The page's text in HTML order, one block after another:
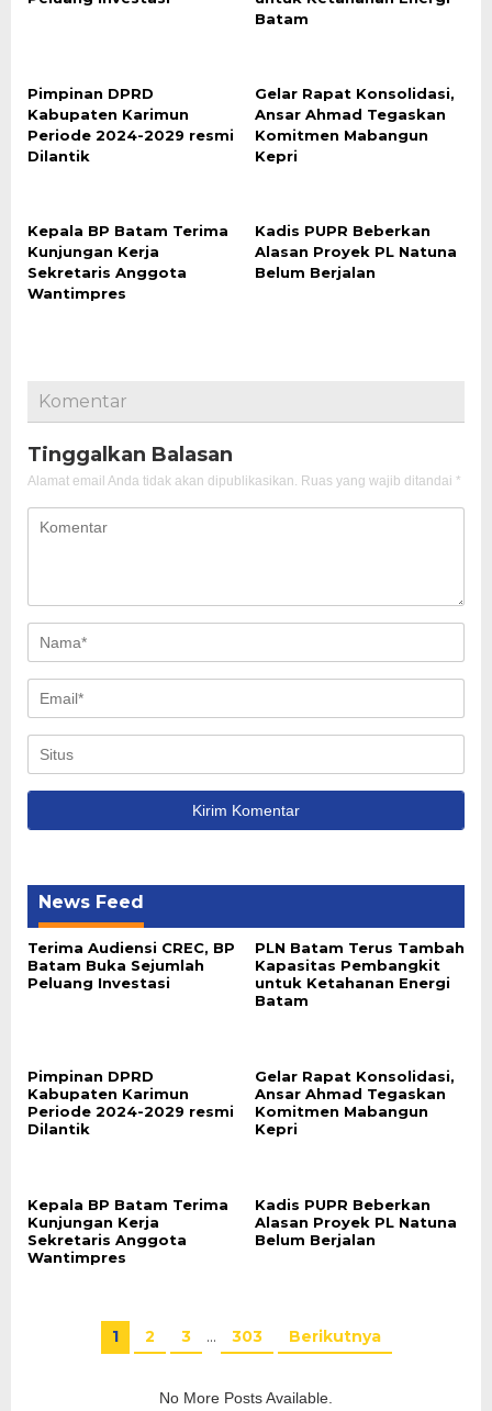
Batam
Pimpinan DPRD
Kabupaten Karimun
Periode 2024-2029 resmi
Dilantik
Gelar Rapat Konsolidasi,
Ansar Ahmad Tegaskan
Komitmen Mabangun
Kepri
Kepala BP Batam Terima
Kunjungan Kerja
Sekretaris Anggota
Wantimpres
Kadis PUPR Beberkan
Alasan Proyek PL Natuna
Belum Berjalan
Komentar
Tinggalkan Balasan
Alamat email Anda tidak akan dipublikasikan. Ruas yang wajib ditandai *
News Feed
Terima Audiensi CREC, BP
Batam Buka Sejumlah
Peluang Investasi
PLN Batam Terus Tambah
Kapasitas Pembangkit
untuk Ketahanan Energi
Batam
Pimpinan DPRD
Kabupaten Karimun
Periode 2024-2029 resmi
Dilantik
Gelar Rapat Konsolidasi,
Ansar Ahmad Tegaskan
Komitmen Mabangun
Kepri
Kepala BP Batam Terima
Kunjungan Kerja
Sekretaris Anggota
Wantimpres
Kadis PUPR Beberkan
Alasan Proyek PL Natuna
Belum Berjalan
1 2 3 … 303 Berikutnya
No More Posts Available.